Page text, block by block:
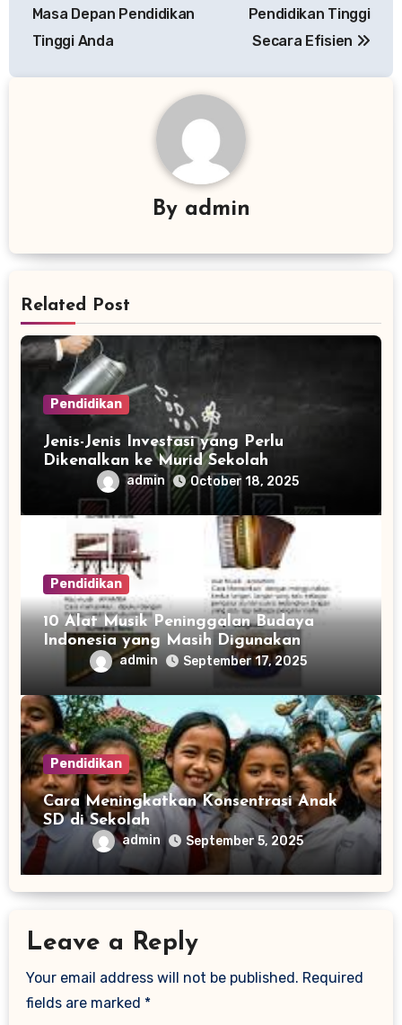
Masa Depan Pendidikan
Tinggi Anda
Pendidikan Tinggi
Secara Efisien
By admin
Related Post
Pendidikan
Jenis-Jenis Investasi yang Perlu
Dikenalkan ke Murid Sekolah
admin October 18, 2025
Pendidikan
10 Alat Musik Peninggalan Budaya
Indonesia yang Masih Digunakan
admin September 17, 2025
Pendidikan
Cara Meningkatkan Konsentrasi Anak
SD di Sekolah
admin September 5, 2025
Leave a Reply
Your email address will not be published. Required
fields are marked *